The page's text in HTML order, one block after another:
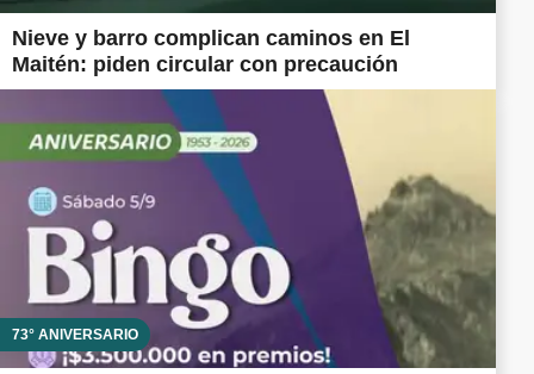
Nieve y barro complican caminos en El
Maitén: piden circular con precaución
73° ANIVERSARIO